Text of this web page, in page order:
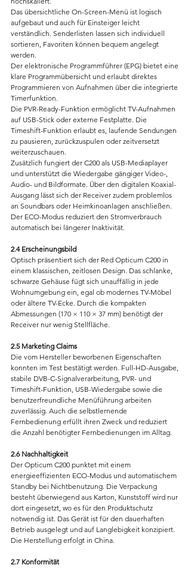
Das übersichtliche On-Screen-Menü ist logisch
aufgebaut und auch für Einsteiger leicht
verständlich. Senderlisten lassen sich individuell
sortieren, Favoriten können bequem angelegt
werden.
Der elektronische Programmführer (EPG) bietet eine
klare Programmübersicht und erlaubt direktes
Programmieren von Aufnahmen über die integrierte
Timerfunktion.
Die PVR-Ready-Funktion ermöglicht TV-Aufnahmen
auf USB-Stick oder externe Festplatte. Die
Timeshift-Funktion erlaubt es, laufende Sendungen
zu pausieren, zurückzuspulen oder zeitversetzt
weiterzuschauen.
Zusätzlich fungiert der C200 als USB-Mediaplayer
und unterstützt die Wiedergabe gängiger Video-,
Audio- und Bildformate. Über den digitalen Koaxial-
Ausgang lässt sich der Receiver zudem problemlos
an Soundbars oder Heimkinoanlagen anschließen.
Der ECO-Modus reduziert den Stromverbrauch
automatisch bei längerer Inaktivität.
2.4 Erscheinungsbild
Optisch präsentiert sich der Red Opticum C200 in
einem klassischen, zeitlosen Design. Das schlanke,
schwarze Gehäuse fügt sich unauffällig in jede
Wohnumgebung ein, egal ob modernes TV-Möbel
oder ältere TV-Ecke. Durch die kompakten
Abmessungen (170 × 110 × 37 mm) benötigt der
Receiver nur wenig Stellfläche.
2.5 Marketing Claims
Die vom Hersteller beworbenen Eigenschaften
konnten im Test bestätigt werden. Full-HD-Ausgabe,
stabile DVB-C-Signalverarbeitung, PVR- und
Timeshift-Funktion, USB-Wiedergabe sowie die
benutzerfreundliche Menüführung arbeiten
zuverlässig. Auch die selbstlernende
Fernbedienung erfüllt ihren Zweck und reduziert
die Anzahl benötigter Fernbedienungen im Alltag.
2.6 Nachhaltigkeit
Der Opticum C200 punktet mit einem
energieeffizienten ECO-Modus und automatischem
Standby bei Nichtbenutzung. Die Verpackung
besteht überwiegend aus Karton, Kunststoff wird nur
dort eingesetzt, wo es für den Produktschutz
notwendig ist. Das Gerät ist für den dauerhaften
Betrieb ausgelegt und auf Langlebigkeit konzipiert.
Die Herstellung erfolgt in China.
2.7 Konformität